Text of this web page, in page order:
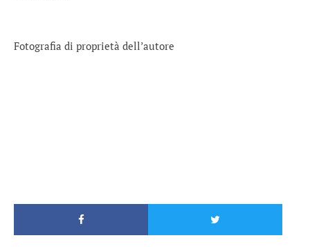
Fotografia di proprietà dell’autore